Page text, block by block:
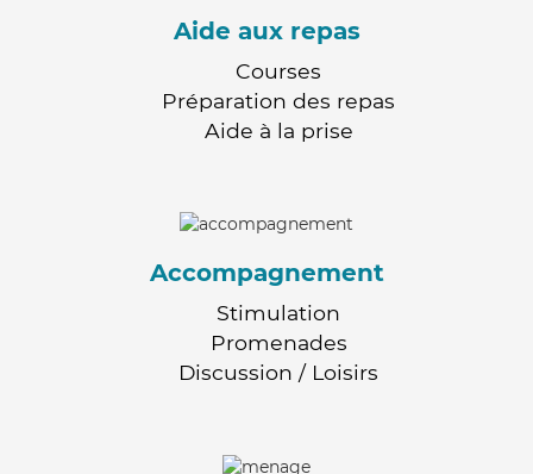
Aide aux repas
Courses
Préparation des repas
Aide à la prise
Accompagnement
Stimulation
Promenades
Discussion / Loisirs